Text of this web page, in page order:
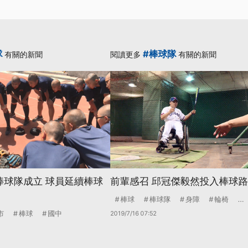
有關的新聞
球隊成立 球員延續棒球
棒球 國中
閱讀更多 #棒球隊有關的新聞
前輩感召 邱冠傑毅然投入棒球路
棒球 棒球隊 身障 輪椅 ...
2019/7/16 07:52